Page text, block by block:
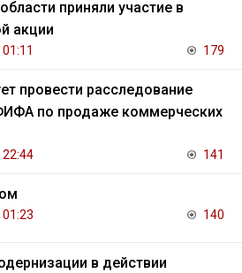
приняли участие в
акции
179
провести расследование
по продаже коммерческих
22:44 141
140
в действии